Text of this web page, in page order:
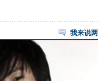
我来说